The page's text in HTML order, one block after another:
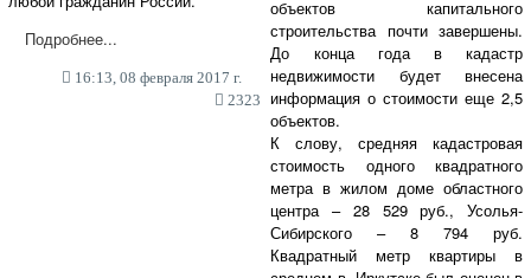
Подробнее...
16:13, 08 февраля 2017 г.
2323
объектов капитального
строительства почти завершены.
До конца года в кадастр
недвижимости будет внесена
информация о стоимости еще 2,5
объектов.
К слову, средняя кадастровая
стоимость одного квадратного
метра в жилом доме областного
центра – 28 529 руб., Усолья-
Сибирского – 8 794 руб.
Квадратный метр квартиры в